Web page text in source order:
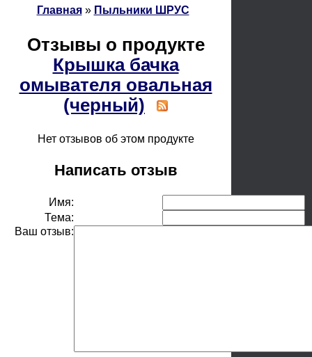
Главная» Пыльники ШРУС
Отзывы о продукте
Крышка бачка
омывателя овальная
(черный)
Нет отзывов об этом продукте
Написать отзыв
Имя:
Тема:
Ваш отзыв: